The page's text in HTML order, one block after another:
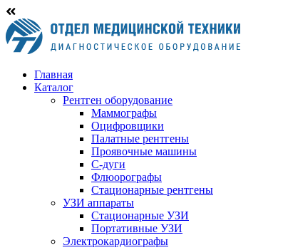
Главная
Каталог
Рентген оборудование
Маммографы
Оцифровщики
Палатные рентгены
Проявочные машины
С-дуги
Флюорографы
Стационарные рентгены
УЗИ аппараты
Стационарные УЗИ
Портативные УЗИ
Электрокардиографы